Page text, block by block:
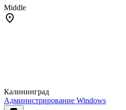
Middle
Калининград
Администрирование Windows